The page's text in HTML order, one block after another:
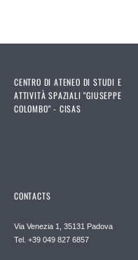
CENTRO DI ATENEO DI STUDI E
ATTIVITÀ SPAZIALI "GIUSEPPE
COLOMBO" - CISAS
CONTACTS
Via Venezia 1, 35131 Padova
Tel. +39 049 827 6857